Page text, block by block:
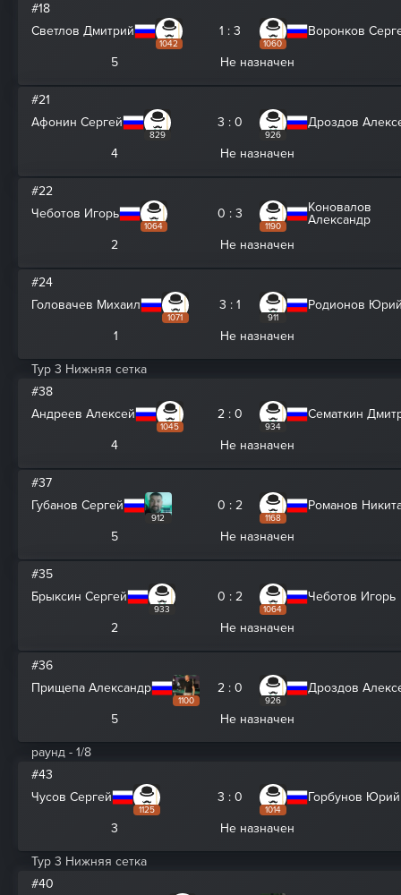
#18
Светлов Дмитрий
1042
1 : 3
1060
Воронков
5 Не назначен
#21
Афонин Сергей
829
3 : 0
926
Дроздов
4 Не назначен
#22
Чеботов Игорь
1064
0 : 3
1190
Коновалов
Александр
2
Не назначен
#24
Головачев Михаил
1071
3 : 1
911
Родионов
1 Не назначен
Тур 3 Нижняя сетка
#38
Андреев Алексей
1045
2 : 0
934
Сематкин
4 Не назначен
#37
Губанов Сергей
912
0 : 2
1168
Романов
5 Не назначен
#35
Брыксин Сергей
933
0 : 2
1064
Чеботов Игорь
2 Не назначен
#36
Прищепа Александр
1100
2 : 0
926
Дроздов
5 Не назначен
раунд - 1/8
#43
Чусов Сергей
1125
3 : 0
1014
Горбунов Юрий
3 Не назначен
Тур 3 Нижняя сетка
#40